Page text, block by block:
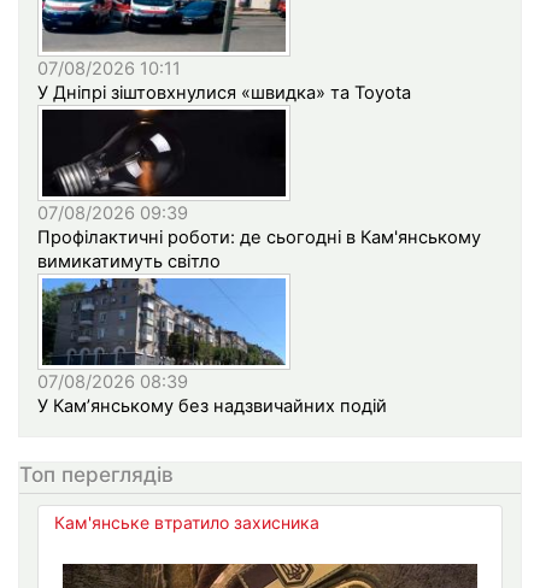
07/08/2026 10:11
У Дніпрі зіштовхнулися «швидка» та Toyota
07/08/2026 09:39
Профілактичні роботи: де сьогодні в Кам'янському
вимикатимуть світло
07/08/2026 08:39
У Кам’янському без надзвичайних подій
Топ переглядів
Кам'янське втратило захисника